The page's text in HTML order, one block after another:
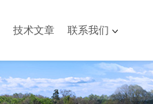
技术文章 联系我们